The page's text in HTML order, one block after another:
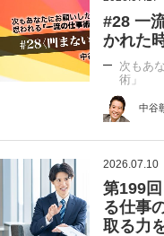
#28 一
かれた
次もあ
術」
中谷
2026.07.10
第199
る仕事
取る力